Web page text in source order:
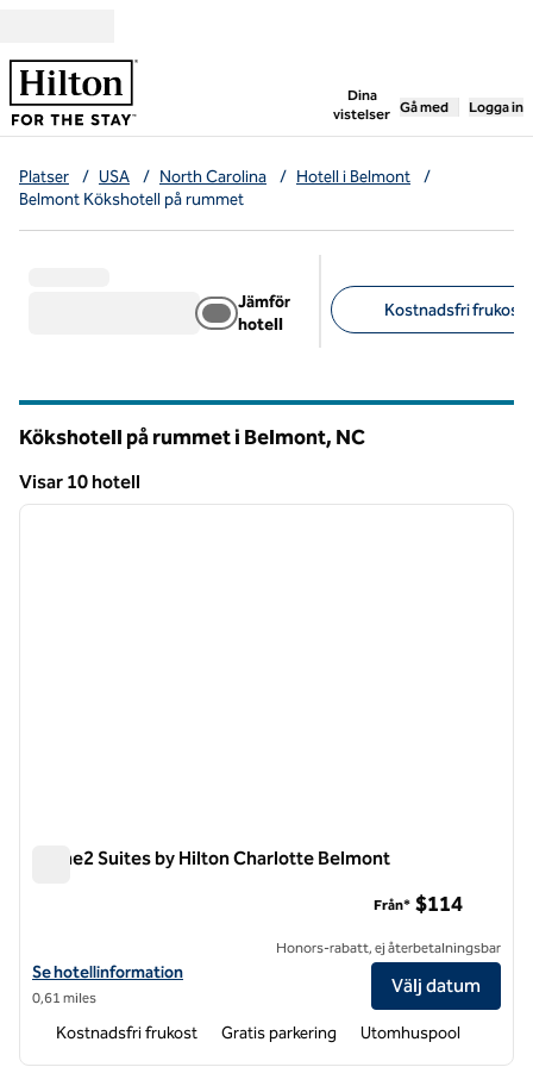
Dina
vistelser
,öppnar ny flik
Gå med Logga in
Platser / USA / North Carolina / Hotell i Belmont
/
Belmont Kökshotell på rummet
Jämför
hotell
Kostnadsfri frukost
Kökshotell på rummet i Belmont, NC
Visar 10 hotell
Visar 10 hotell
1 av 12
nästa
Home2 Suites by Hilton Charlotte Belmont
Visa hotelluppgifter för Home2 Suites by Hilton Charlotte Belmont
Se hotellinformation
0,61 miles
Från* $114
Honors-rabatt, ej återbetalningsbar
Välj datum
Kostnadsfri frukost Gratis parkering Utomhuspool